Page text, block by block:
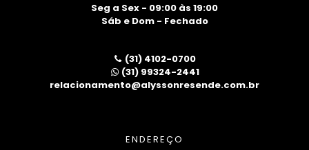
Seg a Sex - 09:00 às 19:00
Sáb e Dom - Fechado
(31) 4102-0700
(31) 99324-2441
relacionamento@alyssonresende.com.br
ENDEREÇO